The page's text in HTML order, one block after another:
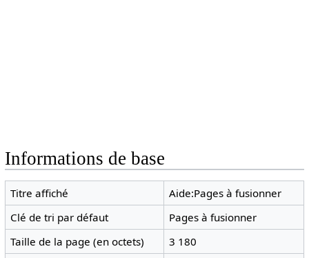
Informations de base
Titre affiché
Aide:Pages à fusionner
Clé de tri par défaut
Pages à fusionner
Taille de la page (en octets)
3 180